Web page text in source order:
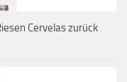
Cervelas zurück